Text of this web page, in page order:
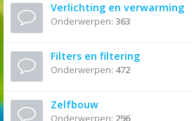
Verlichting en verwarming
Onderwerpen: 363
Filters en filtering
Onderwerpen: 472
Zelfbouw
Onderwerpen: 296